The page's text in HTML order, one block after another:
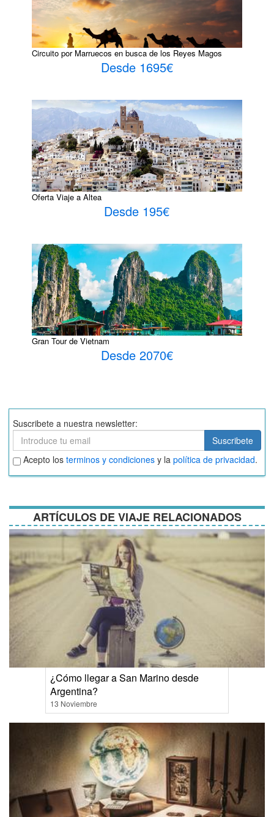
Circuito por Marruecos en busca de los Reyes Magos
Desde 1695€
Oferta Viaje a Altea
Desde 195€
Gran Tour de Vietnam
Desde 2070€
Suscribete a nuestra newsletter:
Suscribete
Suscribete
Aceptar
términos
y
Acepto los terminos y condiciones y la política de privacidad.
ARTÍCULOS DE VIAJE RELACIONADOS
¿Cómo llegar a San Marino desde
Argentina?
13 Noviembre